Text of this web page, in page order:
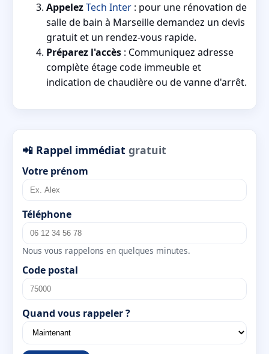
AppelezTech Inter : pour une rénovation de
salle de bain à Marseille demandez un devis
gratuit et un rendez-vous rapide.
Préparez l'accès : Communiquez adresse
complète étage code immeuble et
indication de chaudière ou de vanne d'arrêt.
📲 Rappel immédiat gratuit
Votre prénom
Téléphone
Nous vous rappelons en quelques minutes.
Code postal
Quand vous rappeler ?